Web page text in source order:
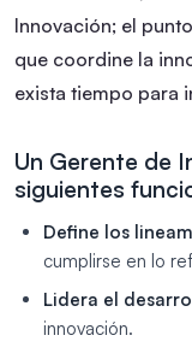
Innovación; el
que coordine la
exista tiempo para
Un Gerente de
siguientes
Define los
cumplirse en lo
Lidera el
innovación.